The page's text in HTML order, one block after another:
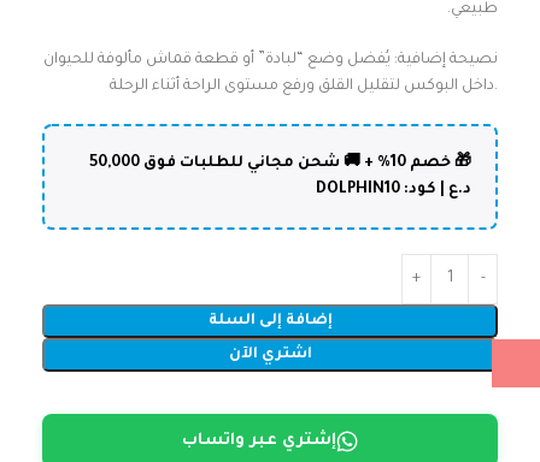
طبيعي.
نصيحة إضافية: يُفضل وضع “لبادة” أو قطعة قماش مألوفة للحيوان
داخل البوكس لتقليل القلق ورفع مستوى الراحة أثناء الرحلة.
🎁 خصم 10% + 🚚 شحن مجاني للطلبات فوق 50,000
د.ع | كود: DOLPHIN10
إضافة إلى السلة
اشتري الآن
إشتري عبر واتساب